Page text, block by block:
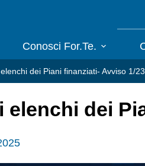
Conosci For.Te.
dei Piani finanziati- Avviso 1/
elenchi dei